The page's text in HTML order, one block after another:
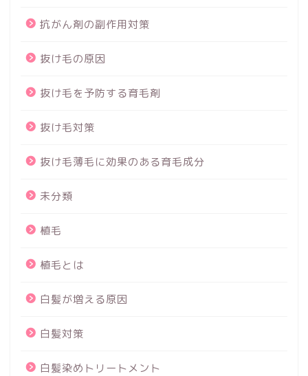
抗がん剤の副作用対策
抜け毛の原因
抜け毛を予防する育毛剤
抜け毛対策
抜け毛薄毛に効果のある育毛成分
未分類
植毛
植毛とは
白髪が増える原因
白髪対策
白髪染めトリートメント